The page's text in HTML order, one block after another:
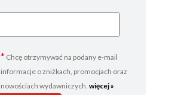
* Chcę otrzymywać na podany e-mail
informacje o zniżkach, promocjach oraz
nowościach wydawniczych. więcej »